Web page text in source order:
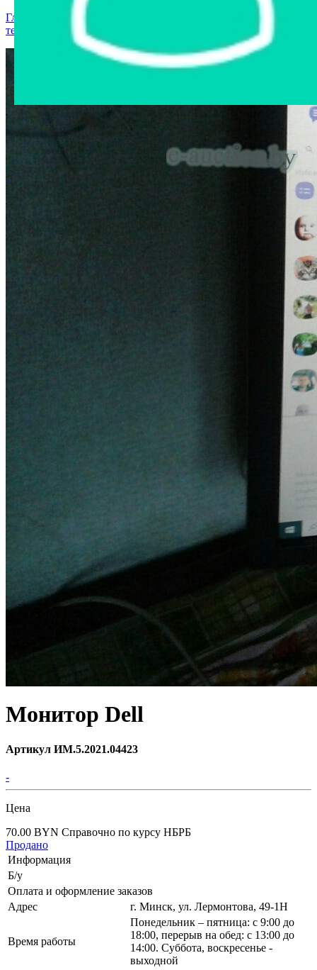
Главная страница
техника
Монитор Dell
Монитор Dell
Артикул ИМ.5.2021.04423
-
Цена
70.00 BYN Справочно по курсу НБРБ
Продано
Информация
Б/у
Оплата и оформление заказов
Адрес
г. Минск, ул. Лермонтова, 49-1Н
Время работы
Понедельник – пятница: с 9:00 до
18:00, перерыв на обед: с 13:00 до
14:00. Суббота, воскресенье -
выходной